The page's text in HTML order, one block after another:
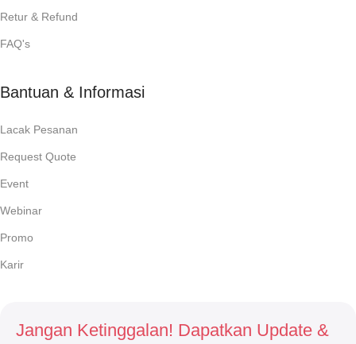
Retur & Refund
FAQ's
Bantuan & Informasi
Lacak Pesanan
Request Quote
Event
Webinar
Promo
Karir
Jangan Ketinggalan! Dapatkan Update &